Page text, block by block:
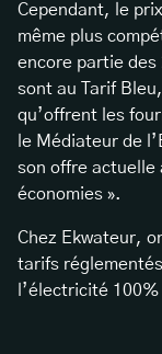
Cependant, le
même plus
encore partie
sont au Tarif
qu’offrent les
le Médiateur de
son offre actuelle
économies ».
Chez Ekwateur,
tarifs
l’électricité